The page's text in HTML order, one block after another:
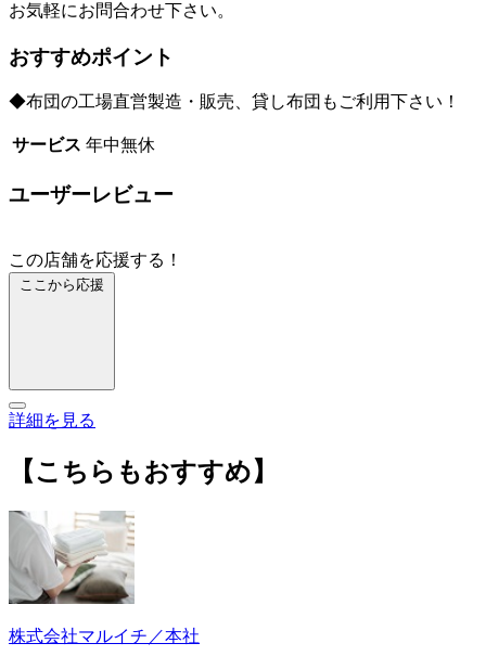
お気軽にお問合わせ下さい。
おすすめポイント
◆布団の工場直営製造・販売、貸し布団もご利用下さい！
サービス 年中無休
ユーザーレビュー
この店舗を応援する！
ここから応援
詳細を見る
【こちらもおすすめ】
株式会社マルイチ／本社